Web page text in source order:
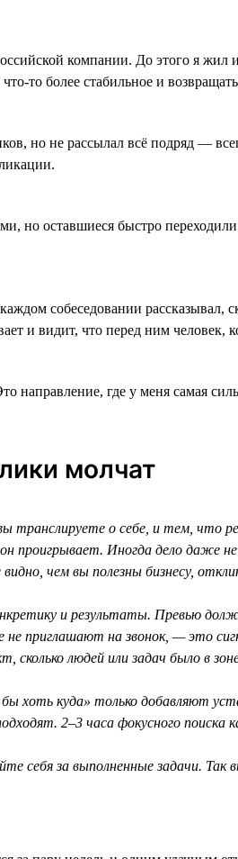
компании. До этого я жил
то более стабильное и
но не рассылал всё подряд —
но оставшиеся быстро
собеседовании рассказывал,
и видит, что перед ним человек,
где у меня самая
молчат
о себе, и тем, что
проигрывает. Иногда дело
чем вы полезны бизнесу,
и результаты. Превью
приглашают на звонок, — это
сколько людей или задач было в
куда» только добавляют
2–3 часа фокусного
за выполненные задачи. Так